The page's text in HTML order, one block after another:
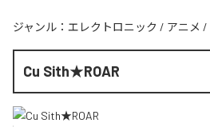
ジャンル： エレクトロニック / アニメ /
Cu Sith★ROAR